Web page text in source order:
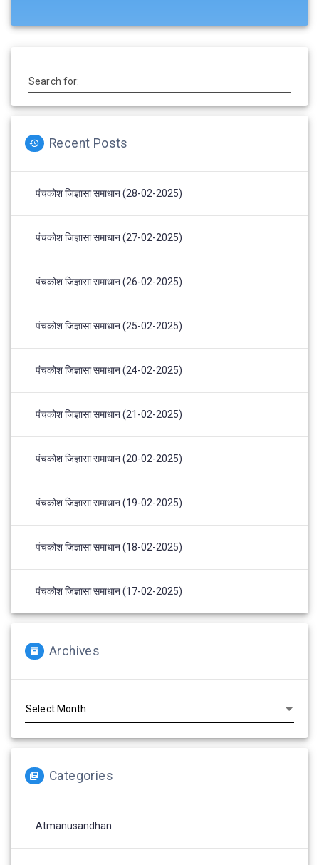
Search for:
Recent Posts
पंचकोश जिज्ञासा समाधान (28-02-2025)
पंचकोश जिज्ञासा समाधान (27-02-2025)
पंचकोश जिज्ञासा समाधान (26-02-2025)
पंचकोश जिज्ञासा समाधान (25-02-2025)
पंचकोश जिज्ञासा समाधान (24-02-2025)
पंचकोश जिज्ञासा समाधान (21-02-2025)
पंचकोश जिज्ञासा समाधान (20-02-2025)
पंचकोश जिज्ञासा समाधान (19-02-2025)
पंचकोश जिज्ञासा समाधान (18-02-2025)
पंचकोश जिज्ञासा समाधान (17-02-2025)
Archives
Categories
Atmanusandhan